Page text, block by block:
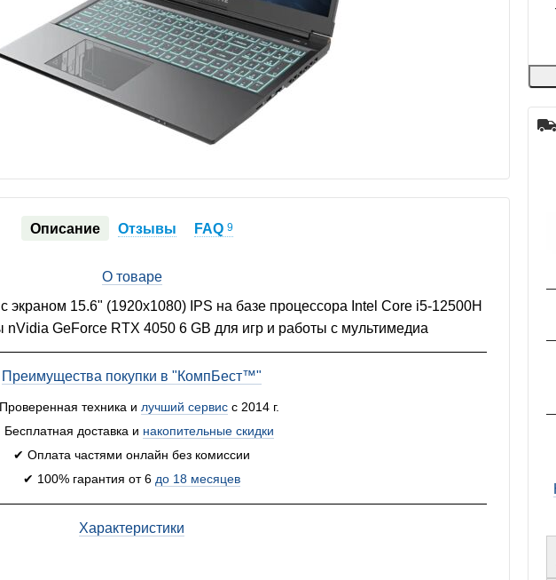
Описание Отзывы FAQ9
О товаре
экраном 15.6" (1920x1080) IPS на базе процессора Intel Core i5-12500H
nVidia GeForce RTX 4050 6 GB для игр и работы с мультимедиа
Преимущества покупки в "КомпБест™"
техника и лучший сервисс 2014 г.
доставка и накопительные скидки
✔ Оплата частями онлайн без комиссии
✔ 100% гарантия от 6 до 18 месяцев
Характеристики